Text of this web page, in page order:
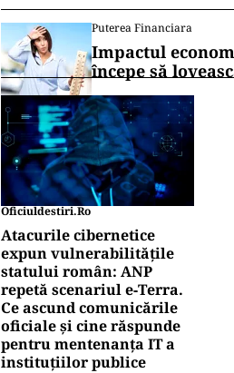
Puterea Financiara
Impactul
începe să
Oficiuldestiri.ro
Atacurile cibernetice
expun vulnerabilitățile
statului român: ANP
repetă scenariul e‑Terra.
Ce ascund comunicările
oficiale și cine răspunde
pentru mentenanța IT a
instituțiilor publice